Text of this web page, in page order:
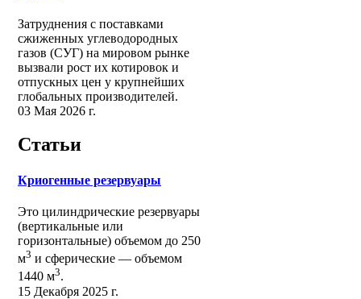
Затруднения с поставками
сжиженных углеводородных
газов (СУГ) на мировом рынке
вызвали рост их котировок и
отпускных цен у крупнейших
глобальных производителей.
03 Мая 2026 г.
Статьи
Криогенные резервуары
Это цилиндрические резервуары
(вертикальные или
горизонтальные) объемом до 250
м3 и сферические ― объемом
1440 м3.
15 Декабря 2025 г.